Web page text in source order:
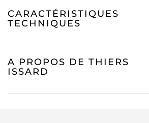
CARACTÉRISTIQUES
TECHNIQUES
A PROPOS DE THIERS
ISSARD